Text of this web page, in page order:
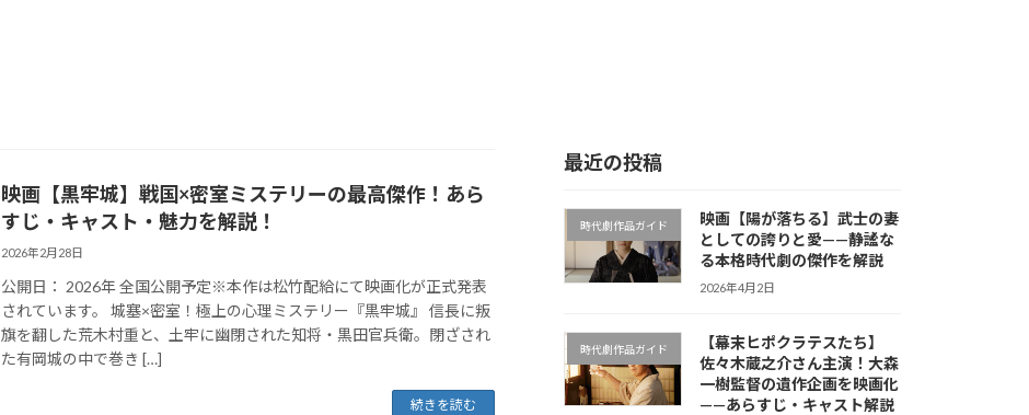
映画【黒牢城】戦国×密室ミステリーの最高傑作！あら
すじ・キャスト・魅力を解説！
2026年2月28日
公開日： 2026年 全国公開予定※本作は松竹配給にて映画化が正式発表
されています。 城塞×密室！極上の心理ミステリー『黒牢城』 信長に叛
旗を翻した荒木村重と、土牢に幽閉された知将・黒田官兵衛。閉ざされ
た有岡城の中で巻き […]
続きを読む
最近の投稿
時代劇作品ガイド
映画【陽が落ちる】武士の妻
としての誇りと愛——静謐な
る本格時代劇の傑作を解説
2026年4月2日
時代劇作品ガイド
【幕末ヒポクラテスたち】
佐々木蔵之介さん主演！大森
一樹監督の遺作企画を映画化
——あらすじ・キャスト解説